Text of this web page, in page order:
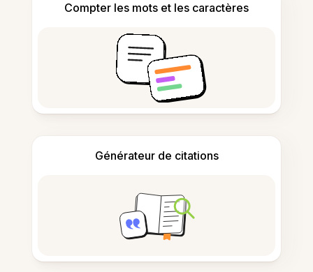
Compter les mots et les caractères
Générateur de citations